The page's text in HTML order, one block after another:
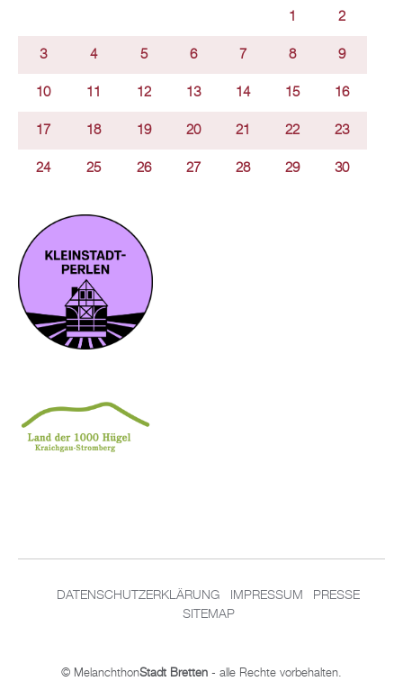
1 2
3 4 5 6 7 8 9
10 11 12 13 14 15 16
17 18 19 20 21 22 23
24 25 26 27 28 29 30
DATENSCHUTZERKLÄRUNG IMPRESSUM
PRESSE
SITEMAP
© MelanchthonStadt Bretten - alle Rechte vorbehalten.